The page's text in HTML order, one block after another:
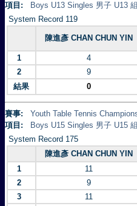
項目:
Boys U13 Singles 男子 U13
System Record 119
陳進彥 CHAN CHUN YIN
1
4
2
9
結果
0
賽事:
Youth Table Tennis
項目:
Boys U15 Singles 男子 U15
System Record 175
陳進彥 CHAN CHUN YIN
1
11
2
9
3
11